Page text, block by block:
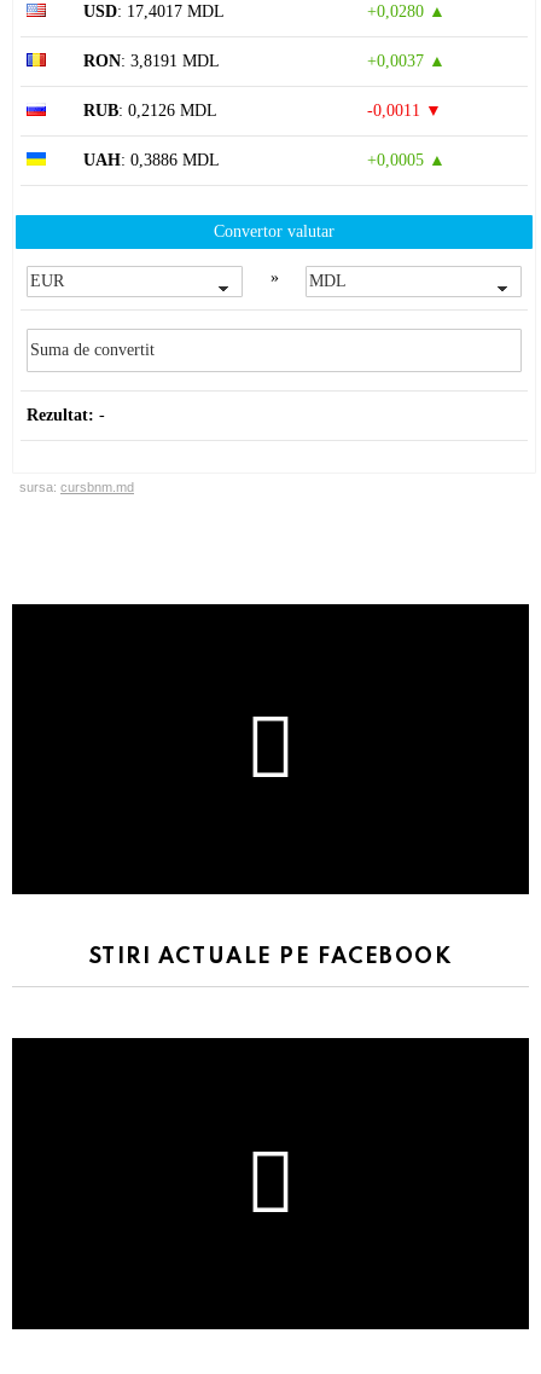
USD: 17,4017 MDL +0,0280 ▲
RON: 3,8191 MDL +0,0037 ▲
RUB: 0,2126 MDL -0,0011 ▼
UAH: 0,3886 MDL +0,0005 ▲
Convertor valutar
»
Rezultat: -
sursa: cursbnm.md
STIRI ACTUALE PE FACEBOOK